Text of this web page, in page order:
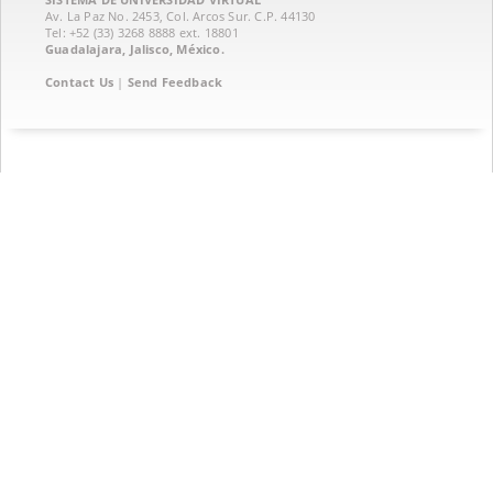
Av. La Paz No. 2453, Col. Arcos Sur. C.P. 44130
Tel: +52 (33) 3268 8888‏ ext. 18801
Guadalajara, Jalisco, México.
Contact Us | Send Feedback